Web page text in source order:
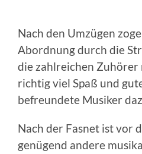
Nach den Umzügen
Abordnung durch die
die zahlreichen Zuhörer
richtig viel Spaß und
befreundete Musiker
Nach der Fasnet ist vor
genügend andere